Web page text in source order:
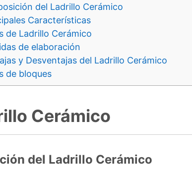
del Ladrillo Cerámico
Características
de Ladrillo Cerámico
de elaboración
y Desventajas del Ladrillo Cerámico
de bloques
Cerámico
del Ladrillo Cerámico